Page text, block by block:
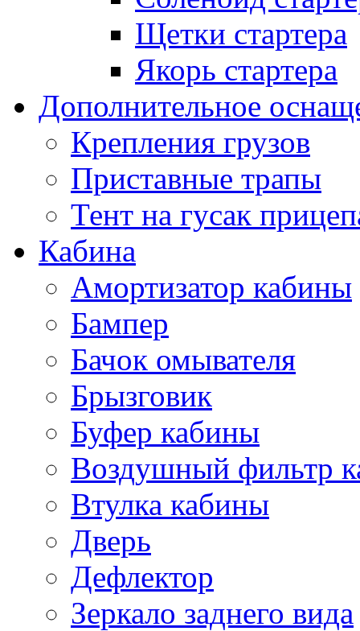
Щетки стартера
Якорь стартера
Дополнительное
Крепления грузов
Приставные трапы
Тент на гусак
Кабина
Амортизатор кабины
Бампер
Бачок омывателя
Брызговик
Буфер кабины
Воздушный фильтр
Втулка кабины
Дверь
Дефлектор
Зеркало заднего вида